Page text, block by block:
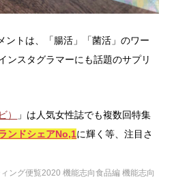
は、「腸活」「菌活」のワー
ンスタグラマーにも話題のサプリ
）
」は人気女性誌でも複数回特集
ンドシェアNo,1に輝く等、注目さ
ング便覧2020 機能志向食品編 機能志向